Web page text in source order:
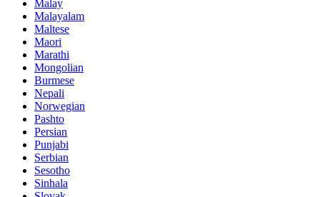
Malay
Malayalam
Maltese
Maori
Marathi
Mongolian
Burmese
Nepali
Norwegian
Pashto
Persian
Punjabi
Serbian
Sesotho
Sinhala